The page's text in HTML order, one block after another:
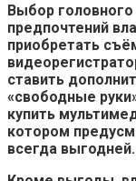
Выбор головного
предпочтений
приобретать
ставить
«свободные
купить
котором
всегда выгодней.